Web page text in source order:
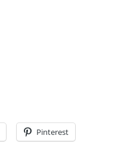
Pinterest